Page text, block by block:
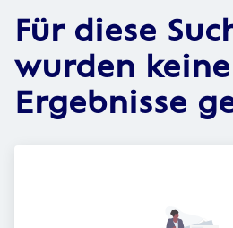
Für diese
wurden keine
Ergebnisse